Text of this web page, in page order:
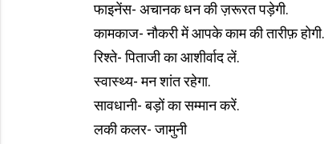
फाइनेंस- अचानक धन की ज़रूरत पड़ेगी.
कामकाज- नौकरी में आपके काम की तारीफ़ होगी.
रिश्ते- पिताजी का आशीर्वाद लें.
स्वास्थ्य- मन शांत रहेगा.
सावधानी- बड़ों का सम्मान करें.
लकी कलर- जामुनी